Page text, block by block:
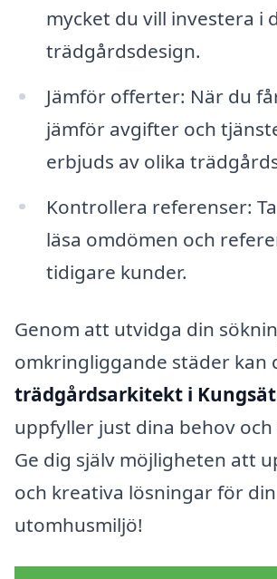
mycket du vill investera i
trädgårdsdesign.
Jämför offerter: När du
jämför avgifter och
erbjuds av olika
Kontrollera referenser:
läsa omdömen och
tidigare kunder.
Genom att utvidga din
omkringliggande städer kan
trädgårdsarkitekt i
uppfyller just dina behov och
Ge dig själv möjligheten att
och kreativa lösningar för din
utomhusmiljö!